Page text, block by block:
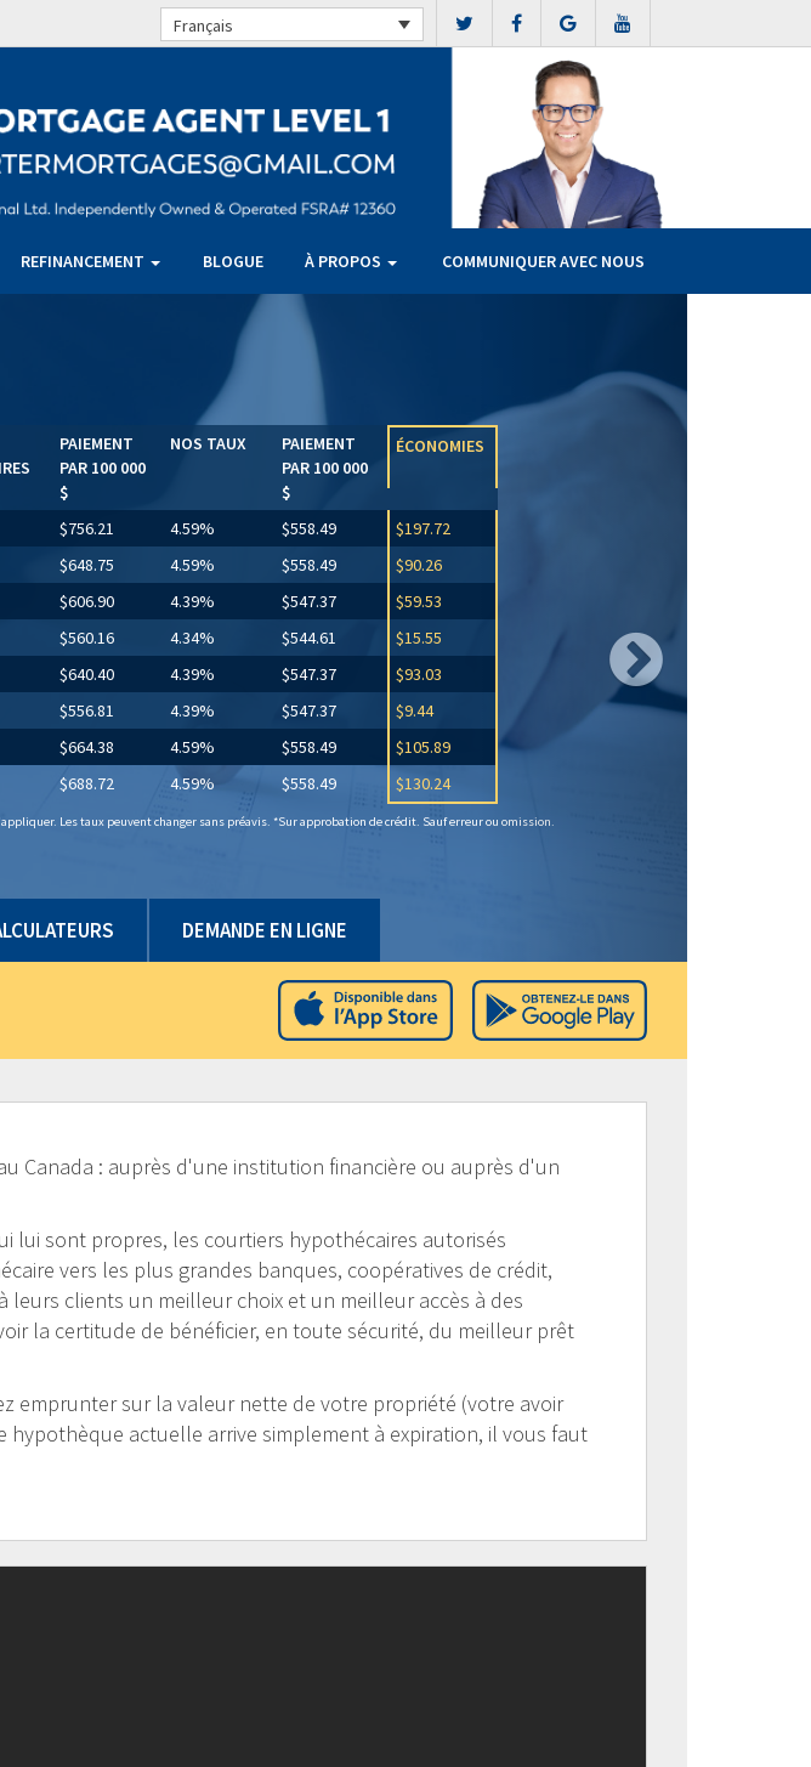
Français
REFINANCEMENT BLOGUE À PROPOS COMMUNIQUER AVEC NOUS
DEMANDE EN LIGNE
PAIEMENT
PAR 100 000
$
NOS TAUX
PAIEMENT
PAR 100 000
$
ÉCONOMIES
$756.21 4.59% $558.49
$197.72
$648.75 4.59% $558.49
$90.26
$606.90 4.39% $547.37
$59.53
$560.16 4.34% $544.61
$15.55
$640.40 4.39% $547.37
$93.03
$556.81 4.39% $547.37
$9.44
$664.38 4.59% $558.49
$105.89
$688.72 4.59% $558.49 $130.24
Les taux peuvent changer sans préavis. *Sur approbation de crédit. Sauf erreur ou omission.
Canada : auprès d'une institution financière ou auprès d'un
lui sont propres, les courtiers hypothécaires autorisés
vers les plus grandes banques, coopératives de crédit,
clients un meilleur choix et un meilleur accès à des
la certitude de bénéficier, en toute sécurité, du meilleur prêt
emprunter sur la valeur nette de votre propriété (votre avoir
actuelle arrive simplement à expiration, il vous faut